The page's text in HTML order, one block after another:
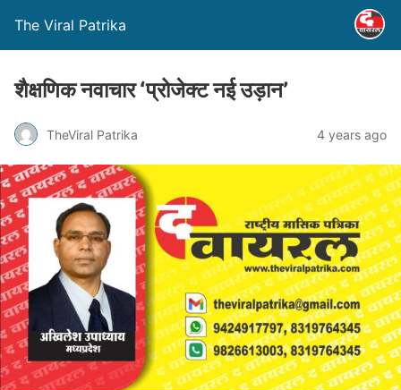
The Viral Patrika
शैक्षणिक नवाचार ‘प्रोजेक्ट नई उड़ान’
TheViral Patrika 4 years ago